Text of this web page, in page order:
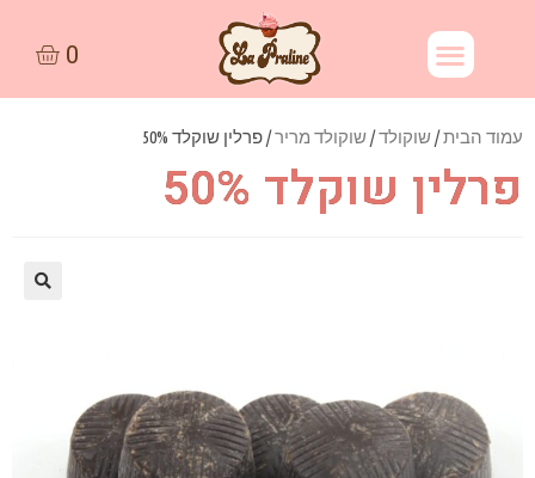
עמוד הבית/שוקולד/שוקולד מריר/ פרלין שוקלד 50%
פרלין שוקלד 50%